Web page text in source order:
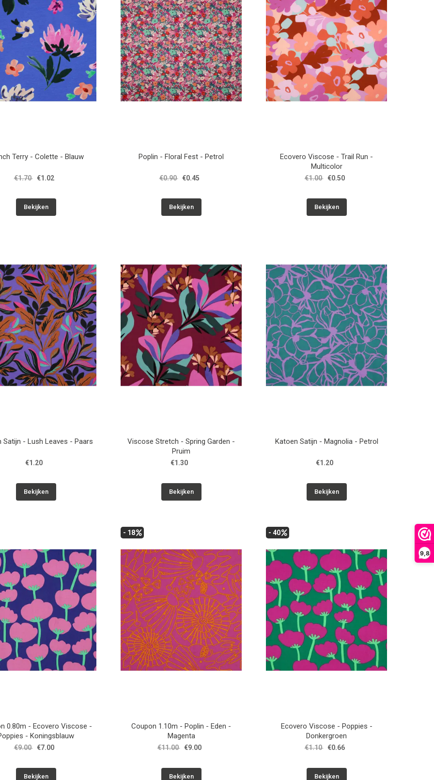
9,8
Terry - Colette - Blauw
€1.70 €1.02
Bekijken
Poplin - Floral Fest - Petrol
€0.90 €0.45
Bekijken
Ecovero Viscose - Trail Run -
Multicolor
€1.00 €0.50
Bekijken
Satijn - Lush Leaves - Paars
€1.20
Bekijken
Viscose Stretch - Spring Garden -
Pruim
€1.30
Bekijken
Katoen Satijn - Magnolia - Petrol
€1.20
Bekijken
0.80m - Ecovero Viscose -
- Koningsblauw
€9.00 €7.00
Bekijken
- 18
Coupon 1.10m - Poplin - Eden -
Magenta
€11.00 €9.00
Bekijken
- 40
Ecovero Viscose - Poppies -
Donkergroen
€1.10 €0.66
Bekijken